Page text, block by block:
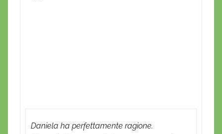
Daniela ha perfettamente ragione.